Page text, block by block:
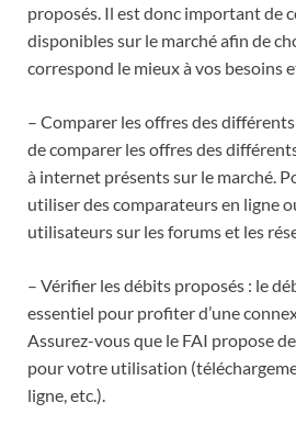
proposés. Il est donc important de
disponibles sur le marché afin de
correspond le mieux à vos besoins
– Comparer les offres des
de comparer les offres des
à internet présents sur le marché.
utiliser des comparateurs en ligne
utilisateurs sur les forums et les
– Vérifier les débits proposés : le
essentiel pour profiter d’une
Assurez-vous que le FAI propose
pour votre utilisation
ligne, etc.).